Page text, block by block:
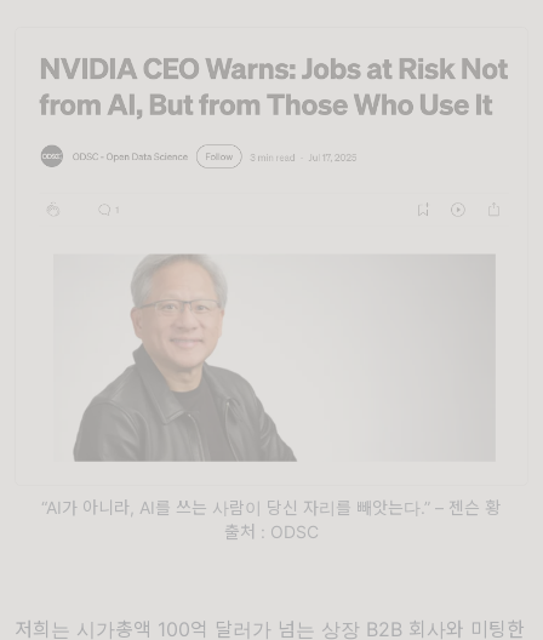
“AI가 아니라, AI를 쓰는 사람이 당신 자리를 빼앗는다.” – 젠슨 황
출처 : ODSC
저희는 시가총액 100억 달러가 넘는 상장 B2B 회사와 미팅한